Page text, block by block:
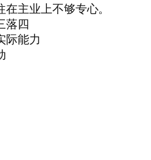
主业上不够专心。
落四
际能力